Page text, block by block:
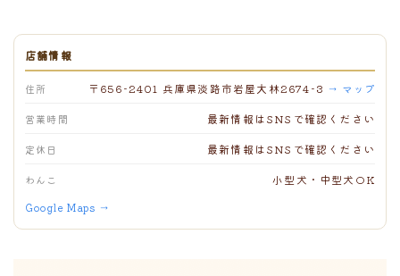
店舗情報
住所 〒656-2401 兵庫県淡路市岩屋大林2674-3 → マップ
営業時間 最新情報はSNSで確認ください
定休日 最新情報はSNSで確認ください
わんこ 小型犬・中型犬OK
Google Maps →